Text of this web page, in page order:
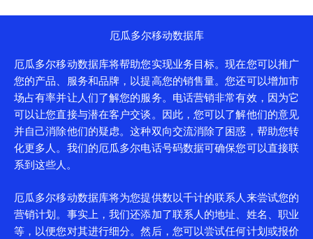
厄瓜多尔移动数据库
厄瓜多尔移动数据库将帮助您实现业务目标。现在您可以推广
您的产品、服务和品牌，以提高您的销售量。您还可以增加市
场占有率并让人们了解您的服务。电话营销非常有效，因为它
可以让您直接与潜在客户交谈。因此，您可以了解他们的意见
并自己消除他们的疑虑。这种双向交流消除了困惑，帮助您转
化更多人。我们的厄瓜多尔电话号码数据可确保您可以直接联
系到这些人。
厄瓜多尔移动数据库将为您提供数以千计的联系人来尝试您的
营销计划。事实上，我们还添加了联系人的地址、姓名、职业
等，以便您对其进行细分。然后，您可以尝试任何计划或报价